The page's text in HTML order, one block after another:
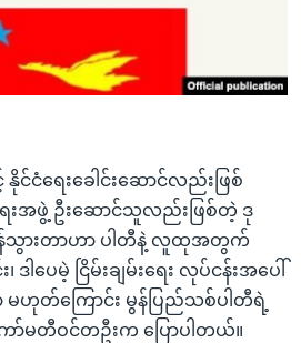
င်ငံရေးခေါင်းဆောင်လည်းဖြစ်
ရေးအဖွဲ့ ဦးဆောင်သူလည်းဖြစ်တဲ့ ဒု
သွားတာဟာ ပါတီနဲ့ လူထုအတွက်
ဒါပေမဲ့ ငြိမ်းချမ်းရေး လုပ်ငန်းအပေါ်
မဟုတ်ကြောင်း မွန်ပြည်သစ်ပါတီရဲ့
မတီဝင်တဦးက ပြောပါတယ်။